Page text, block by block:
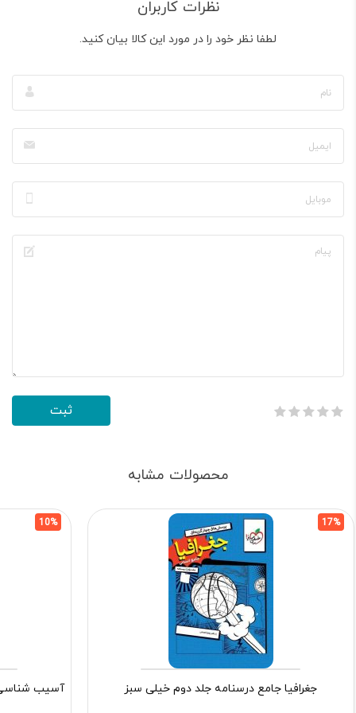
نظرات کاربران
لطفا نظر خود را در مورد این کالا بیان کنید.
محصولات مشابه
17%
جغرافیا جامع درسنامه جلد دوم خیلی سبز
10%
آسیب شناسی